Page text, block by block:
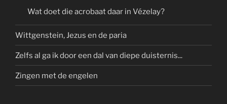
Wat doet die acrobaat daar in Vézelay?
Wittgenstein, Jezus en de paria
Zelfs al ga ik door een dal van diepe duisternis...
Zingen met de engelen